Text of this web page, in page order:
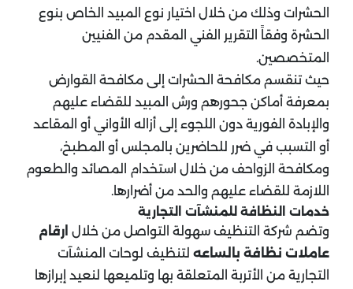
الحشرات وذلك من خلال اختيار نوع المبيد الخاص بنوع
الحشرة وفقاً التقرير الفني المقدم من الفنيين
المتخصصين.
حيث تنقسم مكافحة الحشرات إلى مكافحة القوارض
بمعرفة أماكن جحورهم ورش المبيد للقضاء عليهم
والإبادة الفورية دون اللجوء إلى أزاله الأواني أو المقاعد
أو التسبب في ضرر للحاضرين بالمجلس أو المطبخ،
ومكافحة الزواحف من خلال استخدام المصائد والطعوم
اللازمة للقضاء عليهم والحد من أضرارها.
خدمات النظافة للمنشآت التجارية
وتضم شركة التنظيف سهولة التواصل من خلال ارقام
عاملات نظافة بالساعه لتنظيف لوحات المنشآت
التجارية من الأتربة المتعلقة بها وتلميعها لنعيد إبرازها